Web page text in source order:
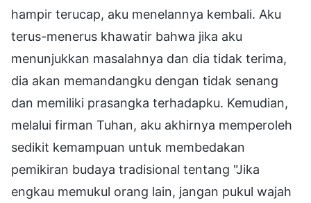
hampir terucap, aku menelannya kembali. Aku
terus-menerus khawatir bahwa jika aku
menunjukkan masalahnya dan dia tidak terima,
dia akan memandangku dengan tidak senang
dan memiliki prasangka terhadapku. Kemudian,
melalui firman Tuhan, aku akhirnya memperoleh
sedikit kemampuan untuk membedakan
pemikiran budaya tradisional tentang "Jika
engkau memukul orang lain, jangan pukul wajah